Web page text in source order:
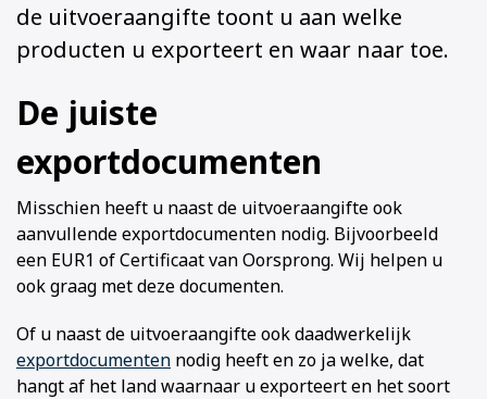
de uitvoeraangifte toont u aan welke
producten u exporteert en waar naar toe.
De juiste
exportdocumenten
Misschien heeft u naast de uitvoeraangifte ook
aanvullende exportdocumenten nodig. Bijvoorbeeld
een EUR1 of Certificaat van Oorsprong. Wij helpen u
ook graag met deze documenten.
Of u naast de uitvoeraangifte ook daadwerkelijk
exportdocumenten nodig heeft en zo ja welke, dat
hangt af het land waarnaar u exporteert en het soort